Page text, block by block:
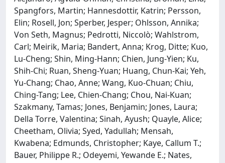
Spangfors, Martin; Hannesdottir, Katrin; Persson,
Elin; Rosell, Jon; Sperber, Jesper; Ohlsson, Annika;
Von Seth, Magnus; Pedrotti, Niccolò; Wahlstrom,
Carl; Meirik, Maria; Bandert, Anna; Krog, Ditte; Kuo,
Lu-Cheng; Shin, Ming-Hann; Chien, Jung-Yien; Ku,
Shih-Chi; Ruan, Sheng-Yuan; Huang, Chun-Kai; Yeh,
Yu-Chang; Chao, Anne; Wang, Kuo-Chuan; Chiu,
Ching-Tang; Lee, Chien-Chang; Chou, Nai-Kuan;
Szakmany, Tamas; Jones, Benjamin; Jones, Laura;
Della Torre, Valentina; Sinah, Ayush; Quayle, Alice;
Cheetham, Olivia; Syed, Yadullah; Mensah,
Kwabena; Edmunds, Christopher; Kaye, Callum T.;
Bauer, Philippe R.; Odeyemi, Yewande E.; Nates,